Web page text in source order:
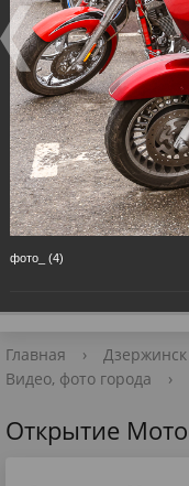
606000
Главная › Дзержинск
Видео, фото города
›
Открытие
фото_ (4)